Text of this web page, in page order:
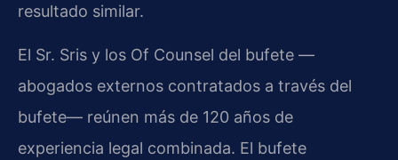
resultado similar.
El Sr. Sris y los Of Counsel del bufete —
abogados externos contratados a través del
bufete— reúnen más de 120 años de
experiencia legal combinada. El bufete